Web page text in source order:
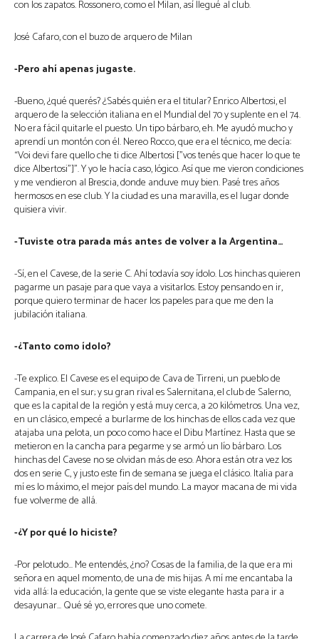
con los zapatos. Rossonero, como el Milan, así llegué al club.
José Cafaro, con el buzo de arquero de Milan
-Pero ahí apenas jugaste.
-Bueno, ¿qué querés? ¿Sabés quién era el titular? Enrico Albertosi, el
arquero de la selección italiana en el Mundial del 70 y suplente en el 74.
No era fácil quitarle el puesto. Un tipo bárbaro, eh. Me ayudó mucho y
aprendí un montón con él. Nereo Rocco, que era el técnico, me decía:
“Voi devi fare quello che ti dice Albertosi [”vos tenés que hacer lo que te
dice Albertosi”]”. Y yo le hacía caso, lógico. Así que me vieron condiciones
y me vendieron al Brescia, donde anduve muy bien. Pasé tres años
hermosos en ese club. Y la ciudad es una maravilla, es el lugar donde
quisiera vivir.
-Tuviste otra parada más antes de volver a la Argentina…
-Sí, en el Cavese, de la serie C. Ahí todavía soy ídolo. Los hinchas quieren
pagarme un pasaje para que vaya a visitarlos. Estoy pensando en ir,
porque quiero terminar de hacer los papeles para que me den la
jubilación italiana.
-¿Tanto como ídolo?
-Te explico. El Cavese es el equipo de Cava de Tirreni, un pueblo de
Campania, en el sur; y su gran rival es Salernitana, el club de Salerno,
que es la capital de la región y está muy cerca, a 20 kilómetros. Una vez,
en un clásico, empecé a burlarme de los hinchas de ellos cada vez que
atajaba una pelota, un poco como hace el Dibu Martínez. Hasta que se
metieron en la cancha para pegarme y se armó un lío bárbaro. Los
hinchas del Cavese no se olvidan más de eso. Ahora están otra vez los
dos en serie C, y justo este fin de semana se juega el clásico. Italia para
mí es lo máximo, el mejor país del mundo. La mayor macana de mi vida
fue volverme de allá.
-¿Y por qué lo hiciste?
-Por pelotudo… Me entendés, ¿no? Cosas de la familia, de la que era mi
señora en aquel momento, de una de mis hijas. A mí me encantaba la
vida allá: la educación, la gente que se viste elegante hasta para ir a
desayunar… Qué sé yo, errores que uno comete.